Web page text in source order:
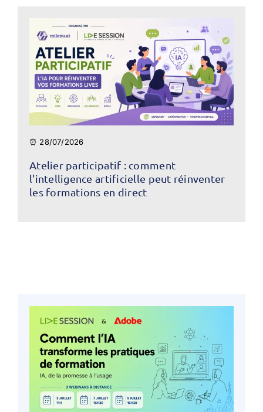
⏰ 28/07/2026
Atelier participatif : comment
l'intelligence artificielle peut réinventer
les formations en direct